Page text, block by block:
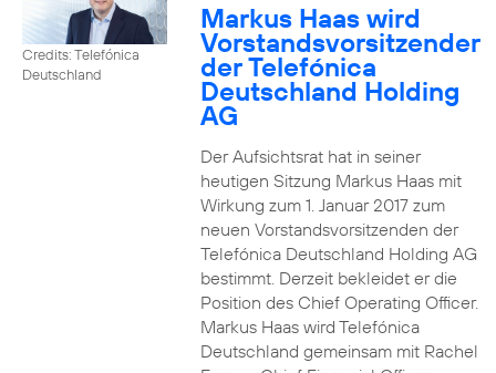
Credits: Telefónica
Deutschland
Markus Haas wird
Vorstandsvorsitzender
der Telefónica
Deutschland Holding
AG
Der Aufsichtsrat hat in seiner
heutigen Sitzung Markus Haas mit
Wirkung zum 1. Januar 2017 zum
neuen Vorstandsvorsitzenden der
Telefónica Deutschland Holding AG
bestimmt. Derzeit bekleidet er die
Position des Chief Operating Officer.
Markus Haas wird Telefónica
Deutschland gemeinsam mit Rachel